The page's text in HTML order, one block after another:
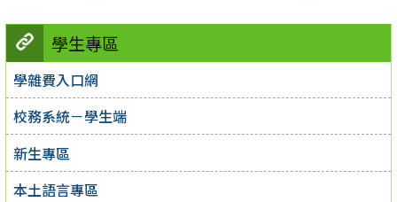
學生專區
學雜費入口網
校務系統－學生端
新生專區
本土語言專區